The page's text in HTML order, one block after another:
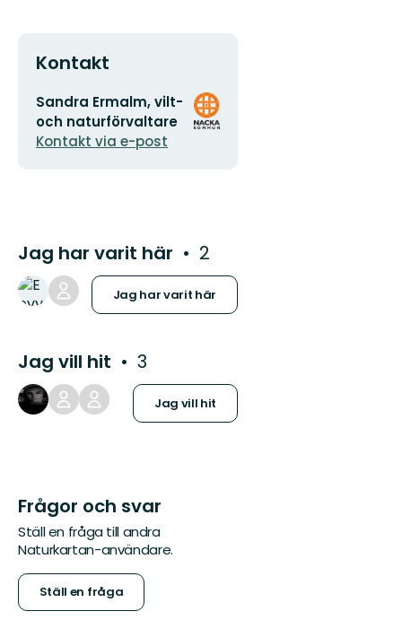
Kontakt
E-
postadress
Sandra Ermalm, vilt-
och naturförvaltare
Kontakt via e-post
Organisationens
logotyp
Jag har varit här 2
Jag har varit här
Jag vill hit 3
Jag vill hit
Frågor och svar
Ställ en fråga till andra
Naturkartan-användare.
Ställ en fråga